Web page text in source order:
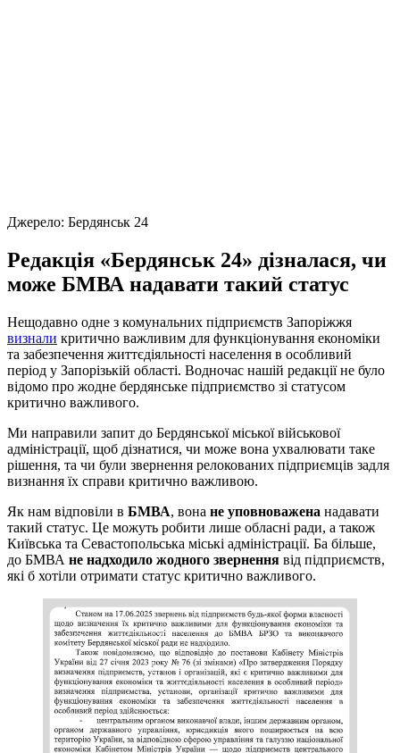
Джерело: Бердянськ 24
Редакція «Бердянськ 24» дізналася, чи
може БМВА надавати такий статус
Нещодавно одне з комунальних підприємств Запоріжжя
визнали критично важливим для функціонування економіки
та забезпечення життєдіяльності населення в особливий
період у Запорізькій області. Водночас нашій редакції не було
відомо про жодне бердянське підприємство зі статусом
критично важливого.
Ми направили запит до Бердянської міської військової
адміністрації, щоб дізнатися, чи може вона ухвалювати таке
рішення, та чи були звернення релокованих підприємців задля
визнання їх справи критично важливою.
Як нам відповіли в БМВА, вона не уповноважена надавати
такий статус. Це можуть робити лише обласні ради, а також
Київська та Севастопольська міські адміністрації. Ба більше,
до БМВА не надходило жодного звернення від підприємств,
які б хотіли отримати статус критично важливого.